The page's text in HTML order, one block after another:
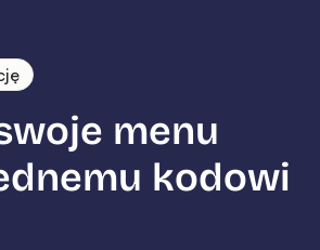
menu
kodowi